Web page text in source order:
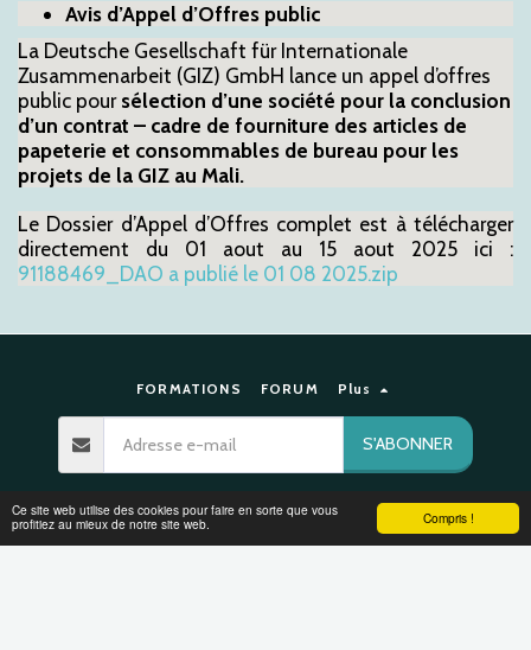
Compris !
Ce site web utilise des cookies pour faire en sorte que vous
profitiez au mieux de notre site web.
Avis d’Appel d’Offres public
La Deutsche Gesellschaft für Internationale
Zusammenarbeit (GIZ) GmbH lance un appel d’offres
public poursélection d’une société pour la conclusion
d’un contrat – cadre de fourniture des articles de
papeterie et consommables de bureau pour les
projets de la GIZ au Mali.
Le Dossier d’Appel d’Offres complet est à télécharger
directement du 01 aout au 15 aout 2025 ici :
91188469_DAO a publié le 01 08 2025.zip
FORMATIONS FORUM Plus
S'ABONNER
pages humanitaires